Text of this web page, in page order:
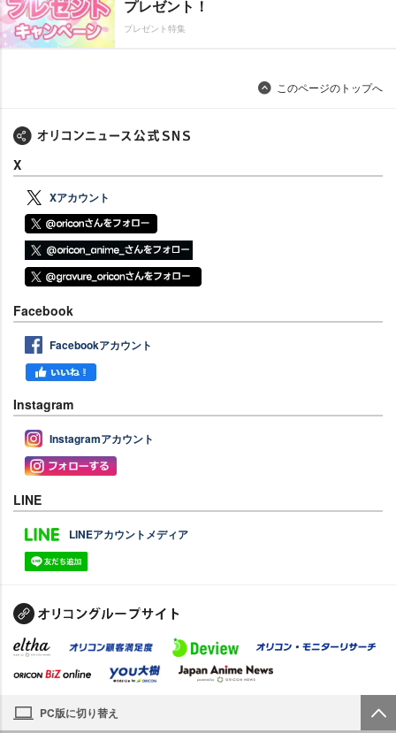
プレゼント！
プレゼント特集
このページのトップへ
X
Xアカウント
Facebook
Facebookアカウント
Instagram
Instagramアカウント
LINE
LINEアカウントメディア
PC版に切り替え